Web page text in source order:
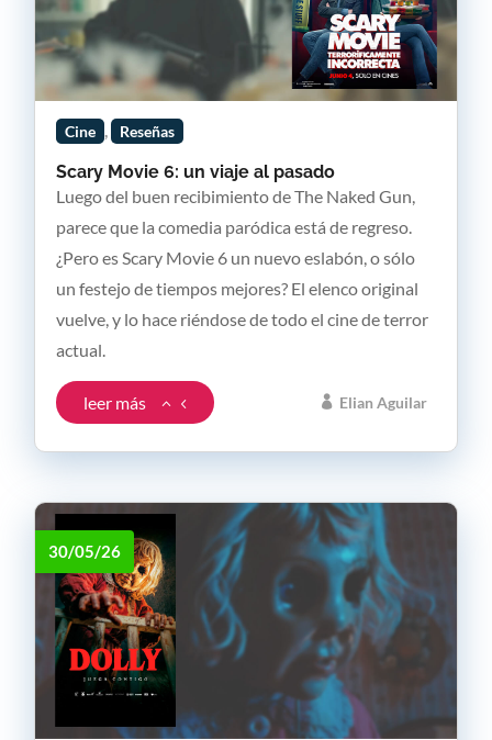
Scary Movie 6: un viaje al pasado
Elian Aguilar
Cine Reseñas
Luego del buen recibimiento de The Naked Gun,
parece que la comedia paródica está de regreso.
¿Pero es Scary Movie 6 un nuevo eslabón, o sólo
un festejo de tiempos mejores? El elenco original
vuelve, y lo hace riéndose de todo el cine de terror
actual.
leer más
30/05/26